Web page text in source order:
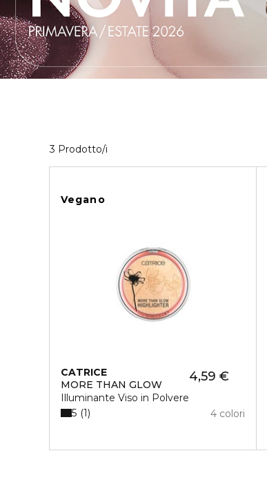
3 Prodotto/i
Vegano
CATRICE
MORE THAN GLOW
Illuminante Viso in Polvere
4,59 €
4 colori
5 1